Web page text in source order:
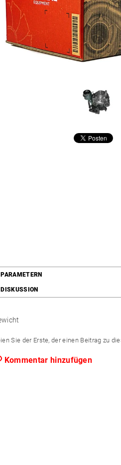
PARAMETERN
DISKUSSION
Sie der Erste, der einen Beitrag zu
Kommentar hinzufügen